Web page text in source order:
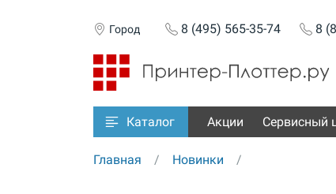
Город 8 (495) 565-35-74 8
Каталог Акции Сервисный
Главная Новинки